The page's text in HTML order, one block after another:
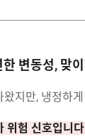
변동성, 맞
지만, 냉정하
위험 신호입니